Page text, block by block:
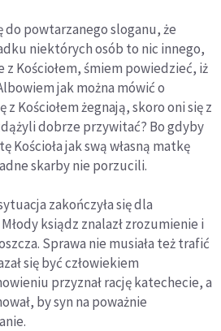
do powtarzanego sloganu, że
niektórych osób to nic innego,
Kościołem, śmiem powiedzieć, iż
jak można mówić o
z Kościołem żegnają, skoro oni się z
dobrze przywitać? Bo gdyby
Kościoła jak swą własną matkę
skarby nie porzucili.
zakończyła się dla
ksiądz znalazł zrozumienie i
Sprawa nie musiała też trafić
się być człowiekiem
przyznał rację katechecie, a
by syn na poważnie